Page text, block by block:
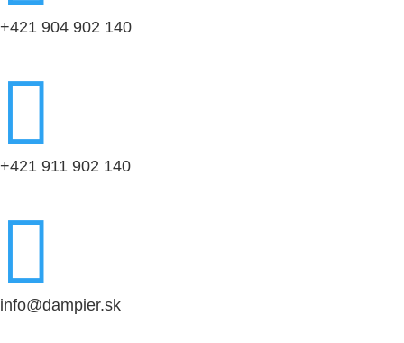
+421 904 902 140

+421 911 902 140

info@dampier.sk